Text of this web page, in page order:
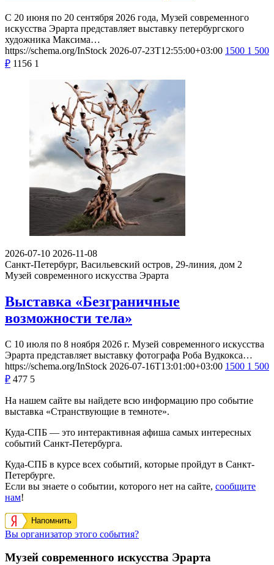
С 20 июня по 20 сентября 2026 года, Музей современного
искусства Эрарта представляет выставку петербургского
художника Максима…
https://schema.org/InStock 2026-07-23T12:55:00+03:00 1500 1 500
₽ 1156 1
2026-07-10 2026-11-08
Санкт-Петербург, Васильевский остров, 29-линия, дом 2
Музей современного искусства Эрарта
Выставка «Безграничные
возможности тела»
С 10 июля по 8 ноября 2026 г. Музей современного искусства
Эрарта представляет выставку фотографа Роба Вудкокса…
https://schema.org/InStock 2026-07-16T13:01:00+03:00 1500 1 500
₽ 477 5
На нашем сайте вы найдете всю информацию про событие
выставка «Странствующие в темноте».
Куда-СПБ — это интерактивная афиша самых интересных
событий Санкт-Петербурга.
Куда-СПБ в курсе всех событий, которые пройдут в Санкт-
Петербурге.
Если вы знаете о событии, которого нет на сайте, сообщите
нам!
Напомнить
Вы организатор этого события?
Музей современного искусства Эрарта